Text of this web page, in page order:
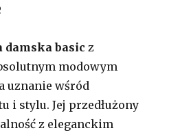
damska basic z
modowym
uznanie wśród
i stylu. Jej przedłużony
z eleganckim